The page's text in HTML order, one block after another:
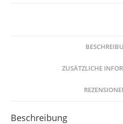
ZUSÄTZLICHE
Beschreibung